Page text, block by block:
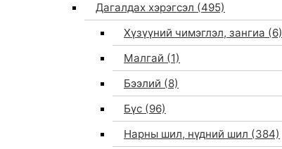
Дагалдах хэрэгсэл (495)
Хүзүүний чимэглэл, зангиа (6)
Малгай (1)
Бээлий (8)
Бүс (96)
Нарны шил, нүдний шил (384)